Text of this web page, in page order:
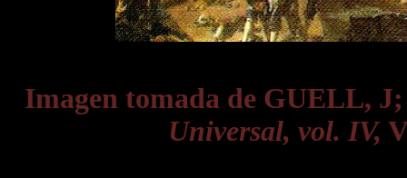
Imagen tomada de GUELL,
Universal, vol. IV,